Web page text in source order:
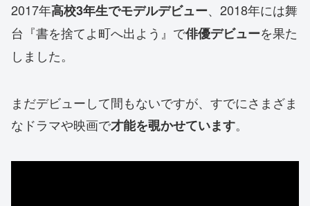
2017年高校3年生でモデルデビュー、2018年には舞
台『書を捨てよ町へ出よう』で俳優デビューを果た
しました。
まだデビューして間もないですが、すでにさまざま
なドラマや映画で才能を覗かせています。